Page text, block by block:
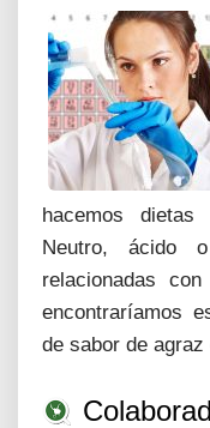
hacemos
Neutro, ácido
relacionadas
encontraríamos
de sabor de